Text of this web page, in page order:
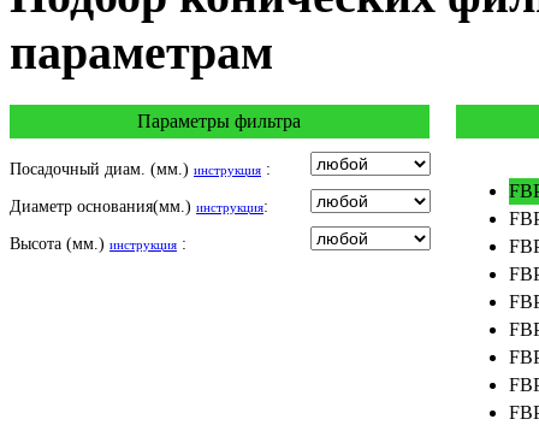
MOTO GUZZI
MOTO MORINI
MV AGUSTA
NORTON
PRE-FILTERS
ROYAL ENFIELD
параметрам
Параметры фильтра
Посадочный диам. (мм.) инструкция :
Диаметр основания(мм.) инструкция:
Высота (мм.) инструкция :